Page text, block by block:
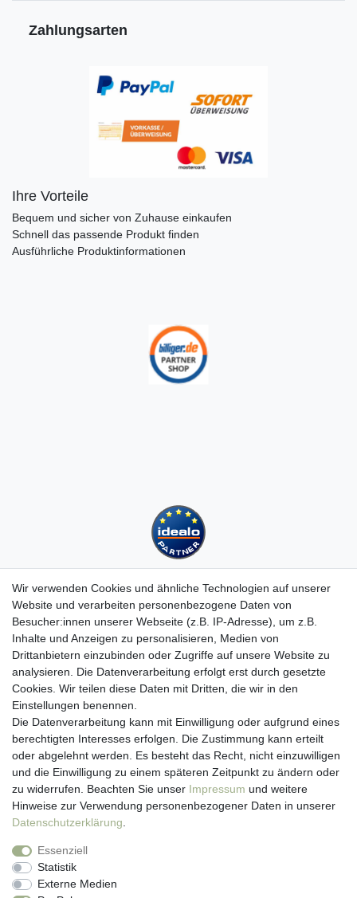
Zahlungsarten
Ihre Vorteile
Bequem und sicher von Zuhause einkaufen
Schnell das passende Produkt finden
Ausführliche Produktinformationen
Kundenservice
Hotline: 07452 - 847 162 0
Kontakt
Anmelden
Registrieren
Newsletter
Versand & Lieferung
Zahlungsarten
viasalutis
Mehr zu viasalutis
Beratungscenter Haut
News
Beliebte Produkte (Top 20)
Wir verwenden Cookies und ähnliche Technologien auf unserer
Website und verarbeiten personenbezogene Daten von
Besucher:innen unserer Webseite (z.B. IP-Adresse), um z.B.
Inhalte und Anzeigen zu personalisieren, Medien von
Drittanbietern einzubinden oder Zugriffe auf unsere Website zu
analysieren. Die Datenverarbeitung erfolgt erst durch gesetzte
Cookies. Wir teilen diese Daten mit Dritten, die wir in den
Einstellungen benennen.
Die Datenverarbeitung kann mit Einwilligung oder aufgrund eines
berechtigten Interesses erfolgen. Die Zustimmung kann erteilt
oder abgelehnt werden. Es besteht das Recht, nicht einzuwilligen
und die Einwilligung zu einem späteren Zeitpunkt zu ändern oder
zu widerrufen. Beachten Sie unser Impressum und weitere
Hinweise zur Verwendung personenbezogener Daten in unserer
Daten­schutz­erklärung
Essenziell
Statistik
Externe Medien